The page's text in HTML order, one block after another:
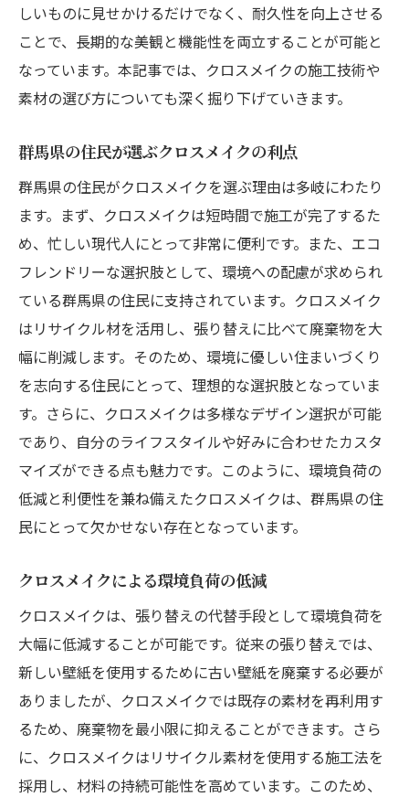
しいものに見せかけるだけでなく、耐久性を向上させる
ことで、長期的な美観と機能性を両立することが可能と
なっています。本記事では、クロスメイクの施工技術や
素材の選び方についても深く掘り下げていきます。
群馬県の住民が選ぶクロスメイクの利点
群馬県の住民がクロスメイクを選ぶ理由は多岐にわたり
ます。まず、クロスメイクは短時間で施工が完了するた
め、忙しい現代人にとって非常に便利です。また、エコ
フレンドリーな選択肢として、環境への配慮が求められ
ている群馬県の住民に支持されています。クロスメイク
はリサイクル材を活用し、張り替えに比べて廃棄物を大
幅に削減します。そのため、環境に優しい住まいづくり
を志向する住民にとって、理想的な選択肢となっていま
す。さらに、クロスメイクは多様なデザイン選択が可能
であり、自分のライフスタイルや好みに合わせたカスタ
マイズができる点も魅力です。このように、環境負荷の
低減と利便性を兼ね備えたクロスメイクは、群馬県の住
民にとって欠かせない存在となっています。
クロスメイクによる環境負荷の低減
クロスメイクは、張り替えの代替手段として環境負荷を
大幅に低減することが可能です。従来の張り替えでは、
新しい壁紙を使用するために古い壁紙を廃棄する必要が
ありましたが、クロスメイクでは既存の素材を再利用す
るため、廃棄物を最小限に抑えることができます。さら
に、クロスメイクはリサイクル素材を使用する施工法を
採用し、材料の持続可能性を高めています。このため、